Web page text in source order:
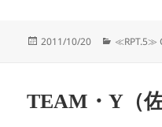
投
2011/10/20
カ
ー
≪RPT.5≫
TEAM・Y（